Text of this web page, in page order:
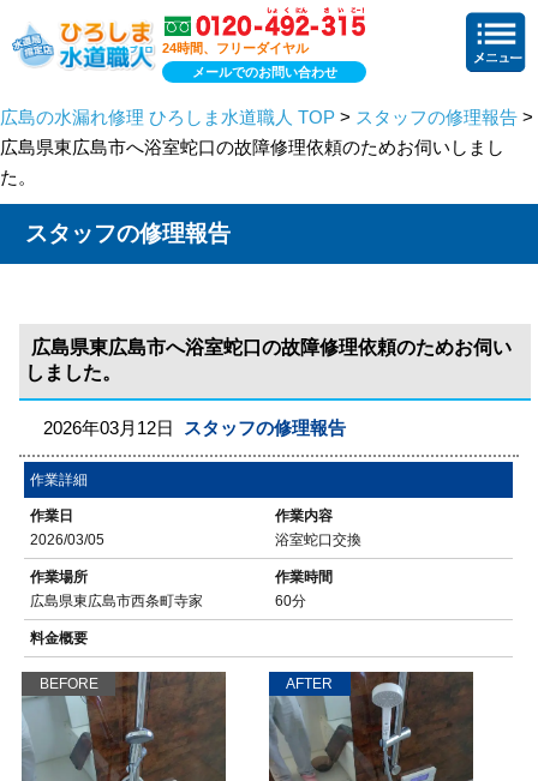
24時間、フリーダイヤル
メールでのお問い合わせ
広島の水漏れ修理 ひろしま水道職人 TOP > スタッフの修理報告 >
広島県東広島市へ浴室蛇口の故障修理依頼のためお伺いしまし
た。
スタッフの修理報告
広島県東広島市へ浴室蛇口の故障修理依頼のためお伺い
しました。
2026年03月12日 スタッフの修理報告
作業詳細
作業日
2026/03/05
作業内容
浴室蛇口交換
作業場所
広島県東広島市西条町寺家
作業時間
60分
料金概要
BEFORE AFTER